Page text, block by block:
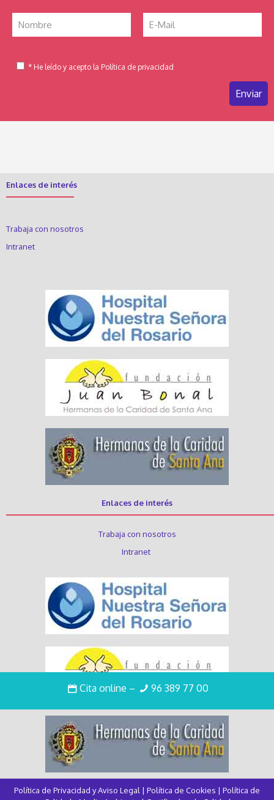
Cita online – 96 389 77 00
* He leído y acepto la Política de privacidad
Enlaces de interés
Trabaja con nosotros
Intranet
Enlaces de interés
Trabaja con nosotros
Intranet
Política de Privacidad y Aviso Legal | Política de Cookies | Política de